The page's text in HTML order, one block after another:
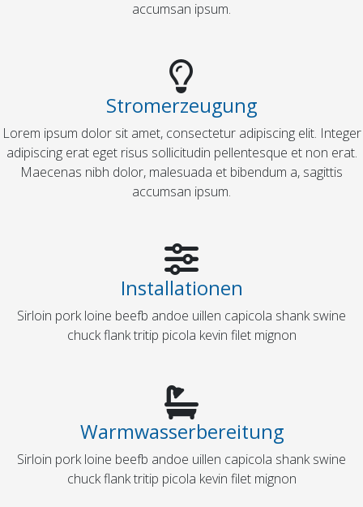
accumsan ipsum.
Stromerzeugung
Lorem ipsum dolor sit amet, consectetur adipiscing elit. Integer
adipiscing erat eget risus sollicitudin pellentesque et non erat.
Maecenas nibh dolor, malesuada et bibendum a, sagittis
accumsan ipsum.
Installationen
Sirloin pork loine beefb andoe uillen capicola shank swine
chuck flank tritip picola kevin filet mignon
Warmwasserbereitung
Sirloin pork loine beefb andoe uillen capicola shank swine
chuck flank tritip picola kevin filet mignon